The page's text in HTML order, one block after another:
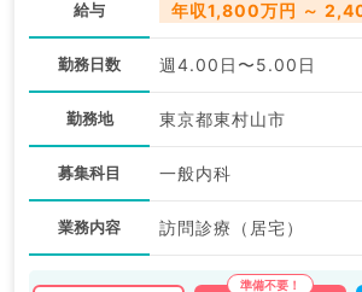
給与 年収1,800万円 ～
勤務日数 週4.00日〜5.00日
勤務地 東京都東村山市
募集科目 一般内科
業務内容 訪問診療（居宅）